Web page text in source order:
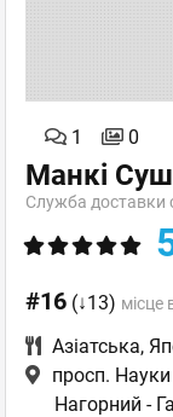
1 0
Манкі
Служба доставки
#16 (↓13) місце
Азіатська,
просп.
Нагорний -